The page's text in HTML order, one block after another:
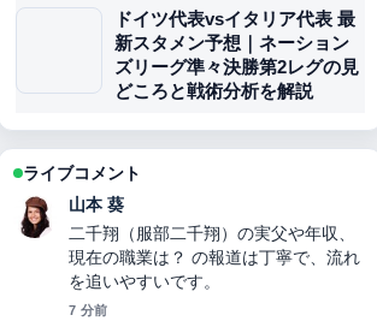
ドイツ代表vsイタリア代表 最
新スタメン予想｜ネーション
ズリーグ準々決勝第2レグの見
どころと戦術分析を解説
ライブコメント
加藤 海斗
キャサリン妃の現在の状況：病名・治
療経過・ウィリアム王子との関係・メ
ーガン妃比較までを徹底解説【2025年
最新】 周辺の検証がしっかりしていて